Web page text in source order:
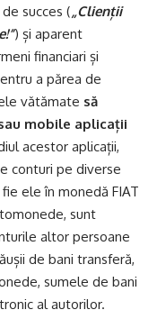
succes („Clienții
) și aparent
financiari și
a părea de
vătămate să
mobile aplicații
acestor aplicații,
conturi pe diverse
ele în monedă FIAT
sunt
altor persoane
de bani transferă,
sumele de bani
al autorilor.